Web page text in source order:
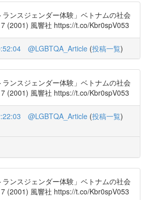
ランスジェンダー体験」ベトナムの社会
(2001) 風響社 https://t.co/Kbr0spV053
@LGBTQA_Article (投稿一覧)
ランスジェンダー体験」ベトナムの社会
(2001) 風響社 https://t.co/Kbr0spV053
@LGBTQA_Article (投稿一覧)
ランスジェンダー体験」ベトナムの社会
(2001) 風響社 https://t.co/Kbr0spV053